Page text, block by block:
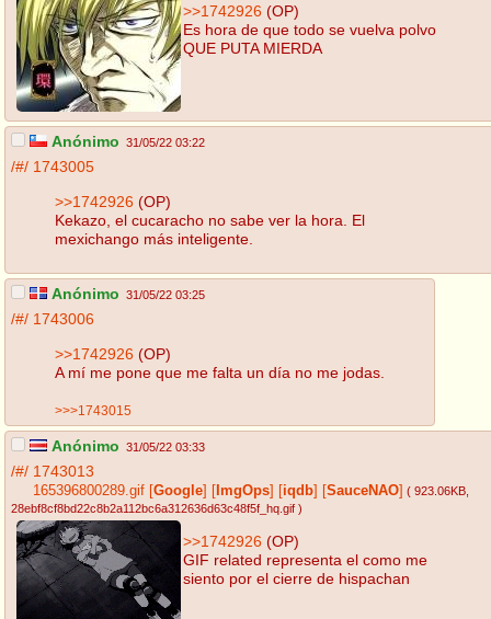
>>1742926 (OP)
Es hora de que todo se vuelva polvo
QUE PUTA MIERDA
Anónimo 31/05/22 03:22
/#/ 1743005
>>1742926 (OP)
Kekazo, el cucaracho no sabe ver la hora. El
mexichango más inteligente.
Anónimo 31/05/22 03:25
/#/ 1743006
>>1742926 (OP)
A mí me pone que me falta un día no me jodas.
>>>1743015
Anónimo 31/05/22 03:33
/#/ 1743013
165396800289.gif Google ImgOps iqdb SauceNAO ( 923.06KB
28ebf8cf8bd22c8b2a112bc6a312636d63c48f5f_hq.gif )
>>1742926 (OP)
GIF related representa el como me
siento por el cierre de hispachan